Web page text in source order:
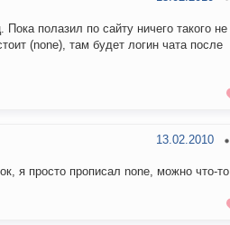
полазил по сайту ничего такого не
(none), там будет логин чата после
13.02.2010
я просто прописал none, можно что-то